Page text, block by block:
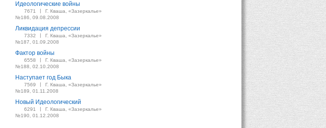
Идеологические войны
7671 |
Г. Кваша, «Зазеркалье»
№186, 09.08.2008
Ликвидация депрессии
7332 |
Г. Кваша, «Зазеркалье»
№187, 01.09.2008
Фактор войны
6558 |
Г. Кваша, «Зазеркалье»
№188, 02.10.2008
Наступает год Быка
7569 |
Г. Кваша, «Зазеркалье»
№189, 01.11.2008
Новый Идеологический
6291 |
Г. Кваша, «Зазеркалье»
№190, 01.12.2008